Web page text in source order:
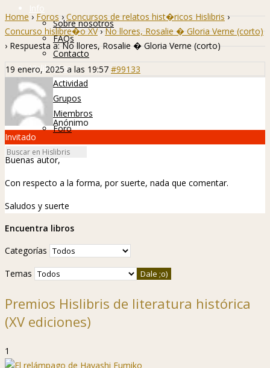
Info
Sobre nosotros
FAQs
Contacto
Hislibreños
Actividad
Grupos
Miembros
Foro
Home › Foros › Concursos de relatos hist�ricos Hislibris ›
Concurso hislibre�o XV › No llores, Rosalie � Gloria Verne (corto)
› Respuesta a: No llores, Rosalie � Gloria Verne (corto)
19 enero, 2025 a las 19:57 #99133
Anónimo
Invitado
Buenas autor,
Con respecto a la forma, por suerte, nada que comentar.
Saludos y suerte
Encuentra libros
Categorías
Temas
Premios Hislibris de literatura histórica
(XV ediciones)
1